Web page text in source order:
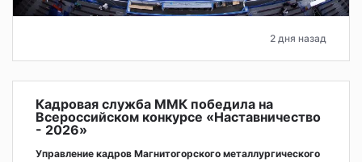
2 дня назад
Кадровая служба ММК победила на
Всероссийском конкурсе «Наставничество
- 2026»
Управление кадров Магнитогорского металлургического